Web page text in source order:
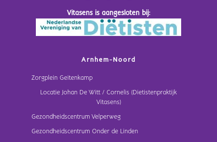
Vitasens is aangesloten bij:
Arnhem-Noord
Zorgplein Geitenkamp
Locatie Johan De Witt / Cornelis (Dietistenpraktijk
Vitasens)
Gezondheidscentrum Velperweg
Gezondheidscentrum Onder de Linden